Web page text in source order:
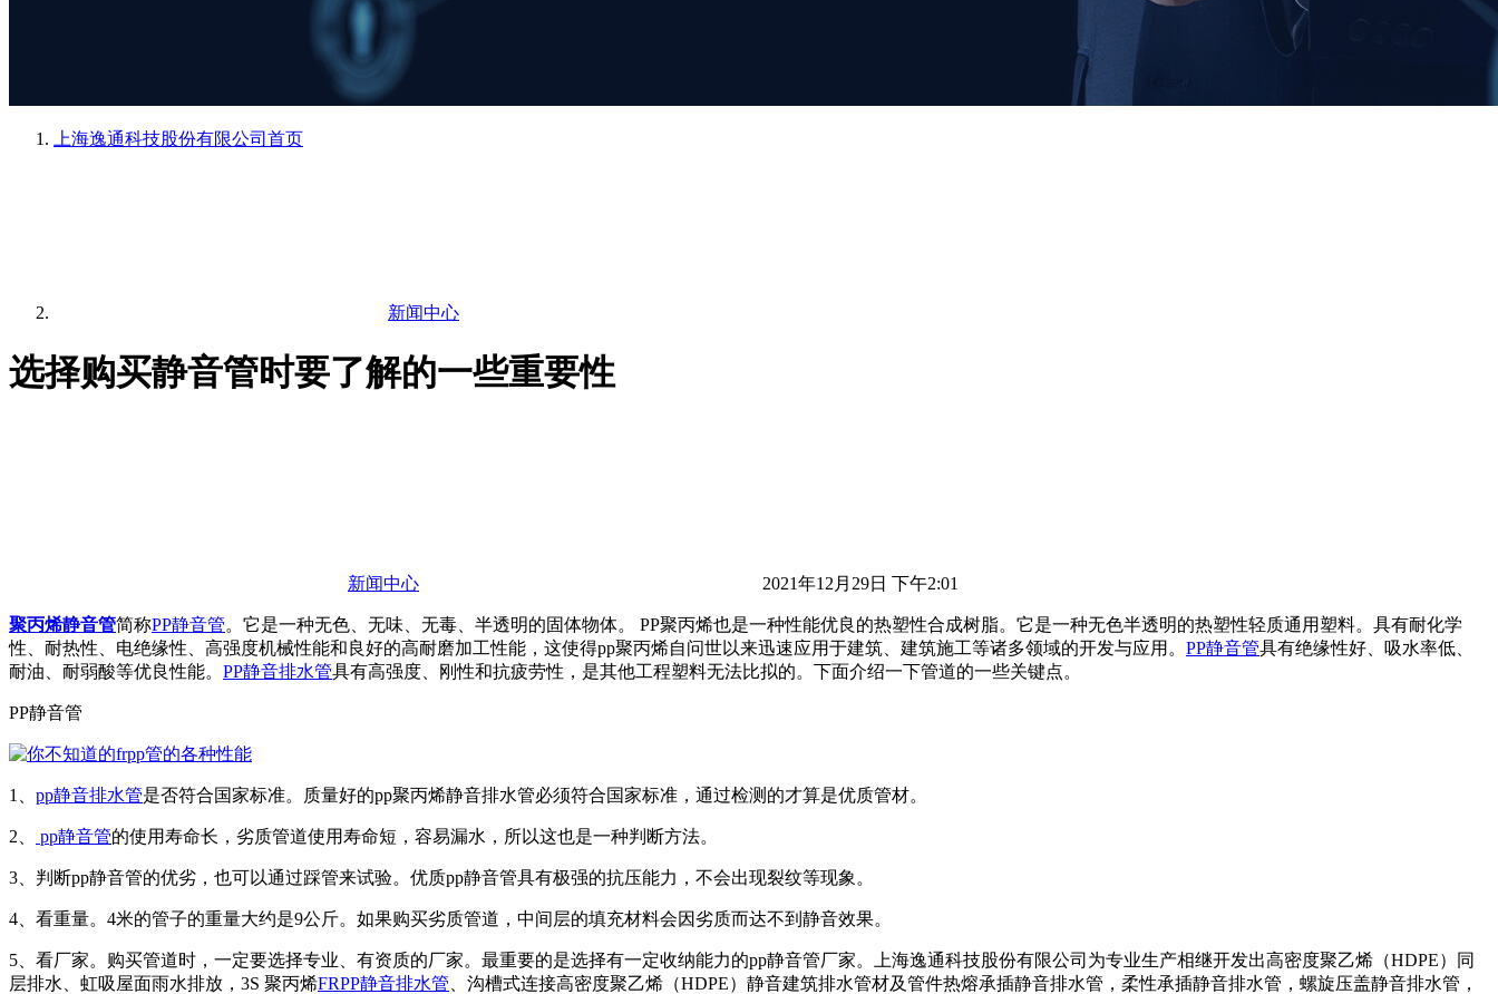
上海逸通科技股份有限公司 首页
新闻中心
选择购买静音管时要了解的一些重要性
新闻中心 2021年12月29日 下午2:01
聚丙烯静音管简称PP静音管。它是一种无色、无味、无毒、半透明的固体物体。 PP聚丙烯也是一种性能优良的热塑性合成树脂。它是一种无色半透明的热塑性轻质通用塑料。具有耐化学
性、耐热性、电绝缘性、高强度机械性能和良好的高耐磨加工性能，这使得pp聚丙烯自问世以来迅速应用于建筑、建筑施工等诸多领域的开发与应用。 PP静音管具有绝缘性好、吸水率低、
耐油、耐弱酸等优良性能。 PP静音排水管具有高强度、刚性和抗疲劳性，是其他工程塑料无法比拟的。下面介绍一下管道的一些关键点。
PP静音管
1、 pp静音排水管是否符合国家标准。质量好的pp聚丙烯静音排水管必须符合国家标准，通过检测的才算是优质管材。
2、 pp静音管的使用寿命长，劣质管道使用寿命短，容易漏水，所以这也是一种判断方法。
3、判断pp静音管的优劣，也可以通过踩管来试验。优质pp静音管具有极强的抗压能力，不会出现裂纹等现象。
4、看重量。4米的管子的重量大约是9公斤。如果购买劣质管道，中间层的填充材料会因劣质而达不到静音效果。
5、看厂家。购买管道时，一定要选择专业、有资质的厂家。最重要的是选择有一定收纳能力的pp静音管厂家。上海逸通科技股份有限公司为专业生产相继开发出高密度聚乙烯（HDPE）同
层排水、虹吸屋面雨水排放，3S 聚丙烯FRPP静音排水管 、沟槽式连接高密度聚乙烯（HDPE）静音建筑排水管材及管件热熔承插静音排水管，柔性承插静音排水管，螺旋压盖静音排水管，